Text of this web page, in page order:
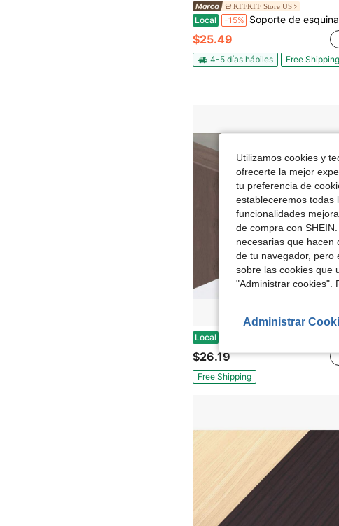
KFFKFF Store US
Local -15% Soporte de esquina para puerta, kit de herrajes antivibración para marco de puerta, soporte de refuerzo para marco de puerta con pestillo de, cuerda de pestillo de, para puertas de cobertizo, puertas de corral, puertas de entrada para vehículos,
$25.49
4-5 días hábiles Free Shipping
Local
$26.19
Free Shipping
Utilizamos cookies y
ofrecerte la mejor
tu preferencia de
estableceremos todas
funcionalidades
de compra con
necesarias que hacen
de tu navegador, pero
sobre las cookies que
"Administrar cookies".
Administrar